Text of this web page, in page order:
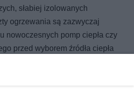
słabiej izolowanych
ogrzewania są zazwyczaj
nowoczesnych pomp ciepła czy
przed wyborem źródła ciepła
koszty użytkowania.